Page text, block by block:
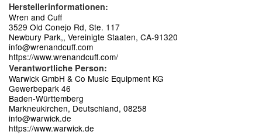
Herstellerinformationen:
Wren and Cuff
3529 Old Conejo Rd, Ste. 117
Newbury Park,, Vereinigte Staaten, CA-91320
info@wrenandcuff.com
https://www.wrenandcuff.com/
Verantwortliche Person:
Warwick GmbH & Co Music Equipment KG
Gewerbepark 46
Baden-Württemberg
Markneukirchen, Deutschland, 08258
info@warwick.de
https://www.warwick.de